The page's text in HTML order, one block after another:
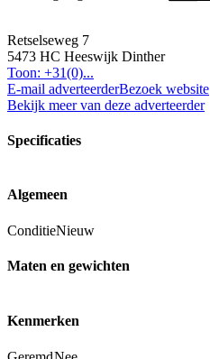
Retselseweg 7
5473 HC Heeswijk Dinther
Toon: +31(0)...
E-mail adverteerderBezoek website
Bekijk meer van deze adverteerder
Specificaties
Algemeen
ConditieNieuw
Maten en gewichten
Kenmerken